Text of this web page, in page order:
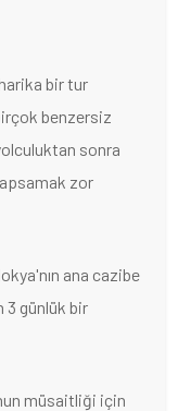
bir tur
benzersiz
sonra
zor
ana cazibe
3 günlük bir
müsaitliği için